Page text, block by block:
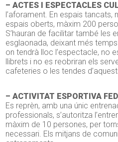
– ACTES I ESPECTACLES
l’aforament. En espais
espais oberts, màxim 200
S’hauran de facilitar també les
esglaonada, deixant més
on tendrà lloc l’espectacle, no
llibrets i no es reobriran els
cafeteries o les tendes
– ACTIVITAT ESPORTIVA
Es reprèn, amb una únic
professionals, s’autoritza
màxim de 10 persones, per
necessari. Els mitjans de